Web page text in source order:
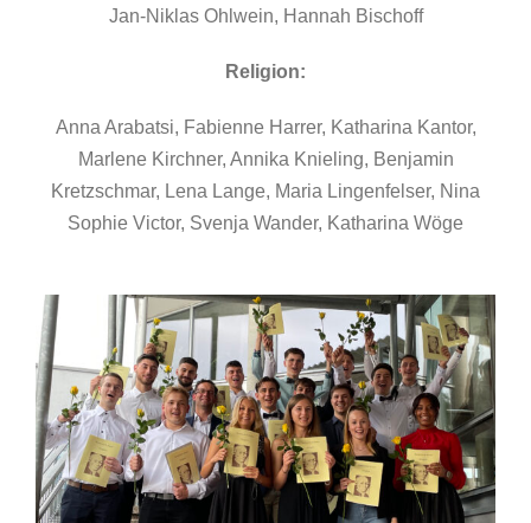
Jan-Niklas Ohlwein, Hannah Bischoff
Religion:
Anna Arabatsi, Fabienne Harrer, Katharina Kantor,
Marlene Kirchner, Annika Knieling, Benjamin
Kretzschmar, Lena Lange, Maria Lingenfelser, Nina
Sophie Victor, Svenja Wander, Katharina Wöge